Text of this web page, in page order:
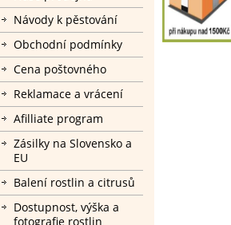
Návody k pěstování
Obchodní podmínky
Cena poštovného
Reklamace a vrácení
Afilliate program
Zásilky na Slovensko a
EU
Balení rostlin a citrusů
Dostupnost, výška a
fotografie rostlin